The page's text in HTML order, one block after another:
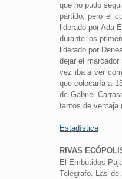
que no pudo
partido, pero el
liderado por Ada
durante los
liderado por
dejar el
vez iba a ver
que colocaría a
de Gabriel
tantos de ventaja
Estadística
RIVAS
El Embutidos
Telégrafo. Las